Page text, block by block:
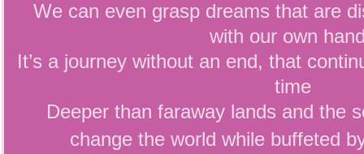
We can even grasp dreams that are
with our own
It’s a journey without an end, that
time
Deeper than faraway lands and the
change the world while buffeted